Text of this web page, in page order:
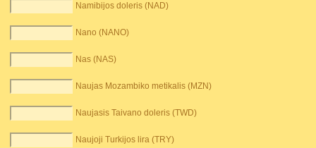
Namibijos doleris (NAD)
Nano (NANO)
Nas (NAS)
Naujas Mozambiko metikalis (MZN)
Naujasis Taivano doleris (TWD)
Naujoji Turkijos lira (TRY)